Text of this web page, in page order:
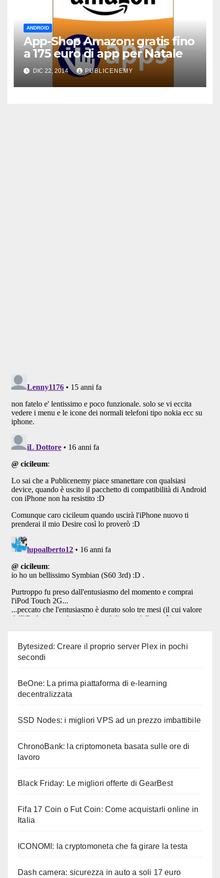
ANDROID
App-Shop Amazon: gratis fino
a 175 euro di app per Natale
DIC 22, 2014 PUBLICENEMY
Bytesized: Creare il proprio server Plex in pochi
secondi
BeOne: La prima piattaforma di e-learning
decentralizzata
SSD Nodes: i migliori VPS ad un prezzo imbattibile
ChronoBank: la criptomoneta basata sulle ore di
lavoro
Black Friday: Le migliori offerte di GearBest
Fifa 17 Coin o Fut Coin: Come acquistarli online in
Italia
ICONOMI: la cryptomoneta che fa girare la testa
Dash camera: sicurezza in auto a soli 17 euro